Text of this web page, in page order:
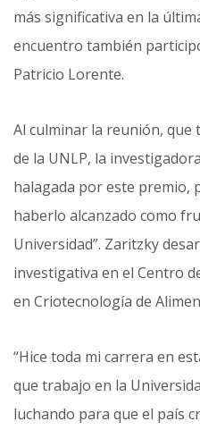
más significativa en la
encuentro también
Patricio Lorente.
Al culminar la reunión, que
de la UNLP, la
halagada por este premio,
haberlo alcanzado como
Universidad”. Zaritzky
investigativa en el Centro
en Criotecnología de
“Hice toda mi carrera en
que trabajo en la
luchando para que el país